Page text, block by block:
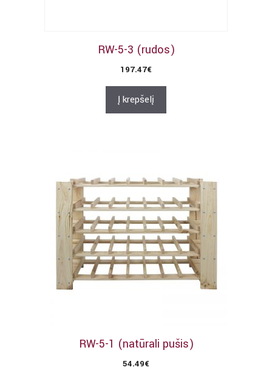
RW-5-3 (rudos)
197.47€
Į krepšelį
RW-5-1 (natūrali pušis)
54.49€